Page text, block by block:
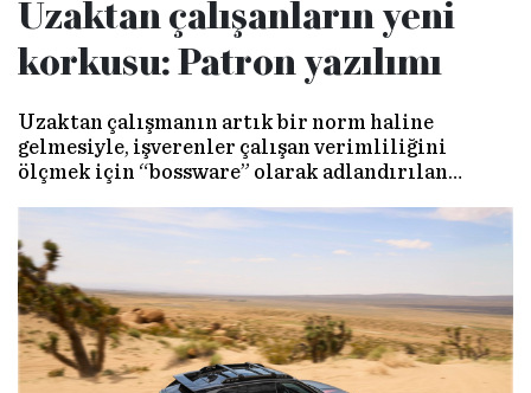
Uzaktan çalışanların yeni
korkusu: Patron yazılımı
Uzaktan çalışmanın artık bir norm haline
gelmesiyle, işverenler çalışan verimliliğini
ölçmek için “bossware” olarak adlandırılan
çalışanların parolalarına kadar yazılanları takip
edebildikleri bir mahrumiyet ihlali
oluştururken, iş yerinde güven, verimlilik ve etik
sorunları beraberinde getiriyor.